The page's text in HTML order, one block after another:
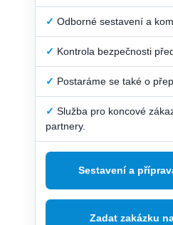
✓ Odborné sestavení a
✓ Kontrola bezpečnosti
✓ Postaráme se také o
✓ Služba pro koncové
partnery.
Sestavení a
Zadat zakázku